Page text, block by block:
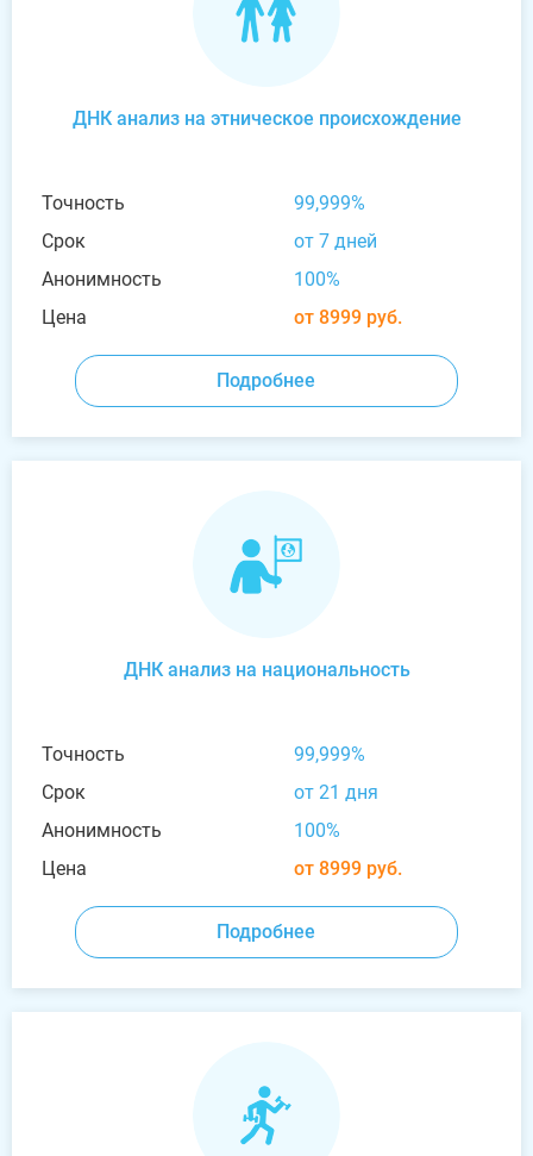
ДНК анализ на этническое происхождение
Точность
99,999%
Срок
от 7 дней
Анонимность
100%
Цена
от 8999 руб.
Подробнее
ДНК анализ на национальность
Точность
99,999%
Срок
от 21 дня
Анонимность
100%
Цена
от 8999 руб.
Подробнее